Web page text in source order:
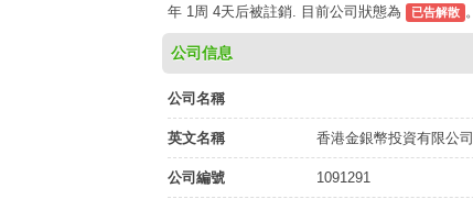
年 1周 4天后被註銷. 目前公司狀態為
已告解散 。
公司信息
公司名稱
英文名稱 香港金銀幣投資有限公司
公司編號 1091291